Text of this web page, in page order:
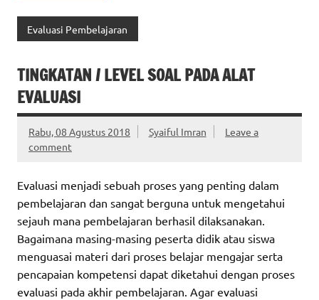
Evaluasi Pembelajaran
TINGKATAN / LEVEL SOAL PADA ALAT
EVALUASI
Rabu, 08 Agustus 2018 Syaiful Imran
Leave a
comment
Evaluasi menjadi sebuah proses yang penting dalam
pembelajaran dan sangat berguna untuk mengetahui
sejauh mana pembelajaran berhasil dilaksanakan.
Bagaimana masing-masing peserta didik atau siswa
menguasai materi dari proses belajar mengajar serta
pencapaian kompetensi dapat diketahui dengan proses
evaluasi pada akhir pembelajaran. Agar evaluasi